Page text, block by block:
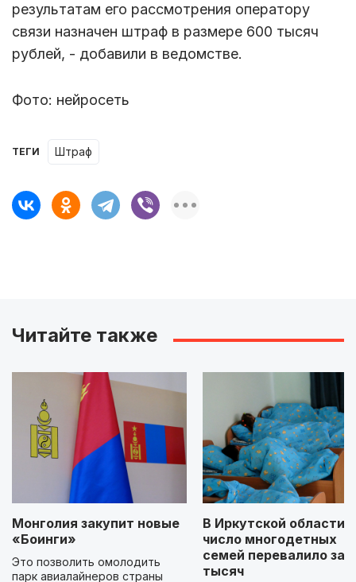
результатам его рассмотрения оператору
связи назначен штраф в размере 600 тысяч
рублей, - добавили в ведомстве.
Фото: нейросеть
ТЕГИ штраф
Читайте также
Монголия закупит новые
«Боинги»
Это позволить омолодить
парк авиалайнеров страны
В Иркутской области
число многодетных
семей перевалило за
тысяч